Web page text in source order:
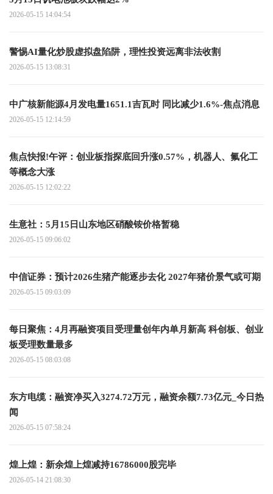
2026-05-15 14:04:54
警惕AI量化炒股虚拟盘陷阱，理性投资远离非法收割
2026-05-15 13:08:31
中广核新能源4月发电量1651.1吉瓦时 同比减少1.6%-焦点消息
2026-05-15 12:14:59
焦点快报!午评：创业板指探底回升涨0.57%，机器人、氟化工
等概念大涨
2026-05-15 12:02:22
生意社：5月15日山东地区硝酸铵价格暂稳
2026-05-15 09:06:02
中信证券：预计2026生猪产能逐步去化 2027年猪价景气或可期
2026-05-15 09:03:09
每日聚焦：4月再融资项目受理量创年内单月新高 科创板、创业
板受理数量最多
2026-05-15 08:03:08
东方电缆：融资净买入3274.72万元，融资余额7.73亿元_今日热
闻
2026-05-15 07:58:24
煌上煌：新余煌上煌减持16786000股完毕
2026-05-14 21:08:30